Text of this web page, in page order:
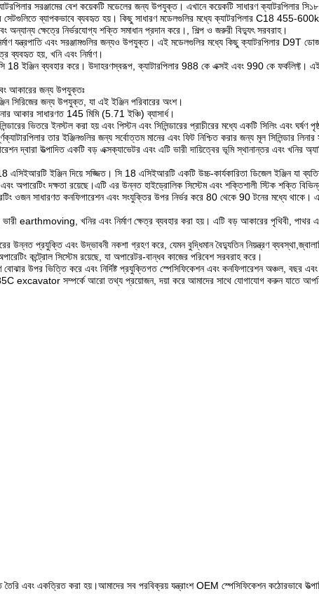
সরঞ্জামের বেশ কয়েকটি মডেলের জন্য উপযুক্ত। এখানে কয়েকটি সাধারণ ক্যাটরপিলার
সেটগুলিতে ব্যাপকভাবে ব্যবহৃত হয়। কিছু সাধারণ মডেলগুলির মধ্যে ক্যাটরপিলার C18 455-
অন্যান্য ক্ষেত্রে নির্ভরযোগ্য শক্তি সমাধান প্রদান করে।, শিল্প ও জরুরী বিদ্যুৎ সরবরাহ।
নির্মাণ যন্ত্রপাতি এবং সরঞ্জামগুলির জন্যও উপযুক্ত। এই মডেলগুলির মধ্যে কিছু ক্যাটরপিলার
ব্যবহৃত হয়, খনি এবং নির্মাণ।
18 ইঞ্জিন ব্যবহার করে। উদাহরণস্বরূপ, ক্যাটারপিলার 988 কে এক্সই এবং 990 কে ফর্কলিফ্ট।
এবং আকারের জন্য উপযুক্তঃ
সিরিজের জন্য উপযুক্ত, যা এই ইঞ্জিন পরিবারের অংশ।
আকার সাধারণত 145 মিমি (5.71 ইঞ্চি) ব্যাসার্ধ।
ভিতরে ইনস্টল করা হয় এবং পিস্টন এবং সিলিন্ডারের প্রাচীরের মধ্যে একটি সিলিং এবং ঘর্ষণ
তার ইঞ্জিনগুলির জন্য সর্বোত্তম মানের এবং ফিট নিশ্চিত করার জন্য মূল সিলিন্ডার
দ্বারা উত্পাদিত একটি বড় এক্সক্যাভেটর এবং এটি ভারী দায়িত্বের ভূমি স্থানান্তর এবং
এসিইআরটি ইঞ্জিন দিয়ে সজ্জিত। সি 18 এসিইআরটি একটি উচ্চ-কার্যকারিতা ডিজেল ইঞ্জিন যা
অপারেটিং দক্ষতা রয়েছে।এটি এর উন্নত হাইড্রোলিক সিস্টেম এবং শক্তিশালী স্টিক শক্তি
ওজন সাধারণত কনফিগারেশন এবং সংযুক্তির উপর নির্ভর করে 80 থেকে 90 টনের মধ্যে থাকে।
earthmoving, খনির এবং নির্মাণ ক্ষেত্র ব্যবহার করা হয়। এটি বড় আকারের পৃথিবী, পাথর
উন্নত প্রযুক্তি এবং উদ্ভাবনী নকশা গ্রহণ করে, যেমন বুদ্ধিমান বৈদ্যুতিন নিয়ন্ত্রণ
কন্ট্রোল সিস্টেম রয়েছে, যা অপারেটর-বান্ধব কাজের পরিবেশ সরবরাহ করে।
উপর ভিত্তি করে এবং নির্দিষ্ট প্রযুক্তিগত স্পেসিফিকেশন এবং কনফিগারেশন অঞ্চল, বছর এবং
excavator সম্পর্কে আরো তথ্য প্রয়োজন, দয়া করে আমাদের সাথে যোগাযোগ করুন যাতে
এবং একত্রিত করা হয়।আমাদের সব পরবিক্রয় যন্ত্রাংশ OEM স্পেসিফিকেশন কঠোরভাবে